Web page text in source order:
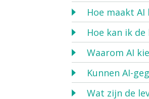
Hoe maakt AI
Hoe kan ik
Waarom AI
Kunnen AI-
Wat zijn de